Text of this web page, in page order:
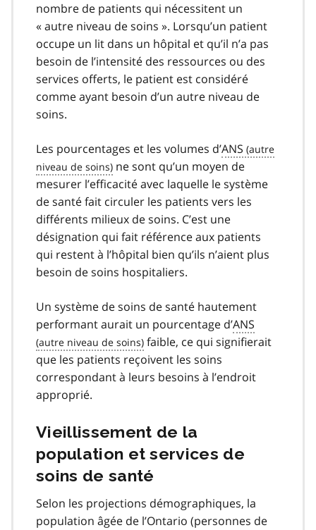
nombre de patients qui nécessitent un
« autre niveau de soins ». Lorsqu’un patient
occupe un lit dans un hôpital et qu’il n’a pas
besoin de l’intensité des ressources ou des
services offerts, le patient est considéré
comme ayant besoin d’un autre niveau de
soins.
Les pourcentages et les volumes d’ANS
ne sont qu’un moyen de
mesurer l’efficacité avec laquelle le système
de santé fait circuler les patients vers les
différents milieux de soins. C’est une
désignation qui fait référence aux patients
qui restent à l’hôpital bien qu’ils n’aient plus
besoin de soins hospitaliers.
Un système de soins de santé hautement
performant aurait un pourcentage d’ANS
faible, ce qui signifierait
que les patients reçoivent les soins
correspondant à leurs besoins à l’endroit
approprié.
Vieillissement de la
population et services de
soins de santé
Selon les projections démographiques, la
population âgée de l’Ontario (personnes de